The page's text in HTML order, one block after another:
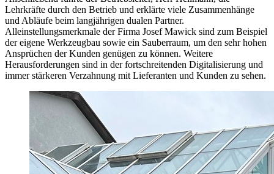
Lehrkräfte durch den Betrieb und erklärte viele Zusammenhänge
und Abläufe beim langjährigen dualen Partner.
Alleinstellungsmerkmale der Firma Josef Mawick sind zum Beispiel
der eigene Werkzeugbau sowie ein Sauberraum, um den sehr hohen
Ansprüchen der Kunden genügen zu können. Weitere
Herausforderungen sind in der fortschreitenden Digitalisierung und
immer stärkeren Verzahnung mit Lieferanten und Kunden zu sehen.